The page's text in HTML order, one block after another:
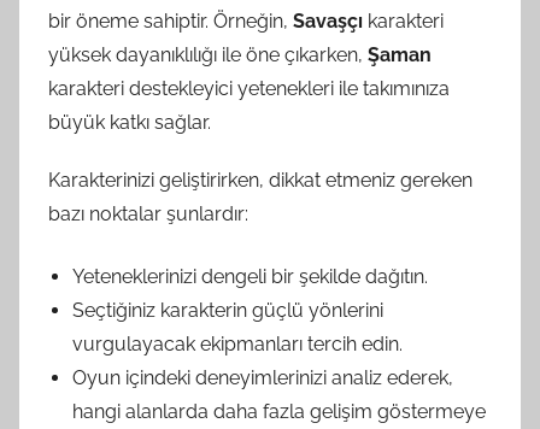
bir öneme sahiptir. Örneğin, Savaşçı karakteri
yüksek dayanıklılığı ile öne çıkarken, Şaman
karakteri destekleyici yetenekleri ile takımınıza
büyük katkı sağlar.
Karakterinizi geliştirirken, dikkat etmeniz gereken
bazı noktalar şunlardır:
Yeteneklerinizi dengeli bir şekilde dağıtın.
Seçtiğiniz karakterin güçlü yönlerini
vurgulayacak ekipmanları tercih edin.
Oyun içindeki deneyimlerinizi analiz ederek,
hangi alanlarda daha fazla gelişim göstermeye